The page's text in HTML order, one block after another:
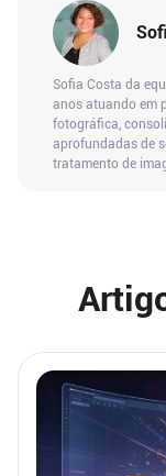
Sofia Costa da
anos atuando em
fotográfica,
aprofundadas de
tratamento de